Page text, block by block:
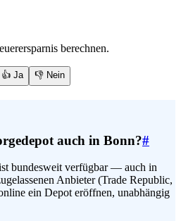
berechnen.
👍 Ja 👎 Nein
auch in Bonn?#
bundesweit verfügbar — auch in
Anbieter (Trade Republic,
ein Depot eröffnen, unabhängig